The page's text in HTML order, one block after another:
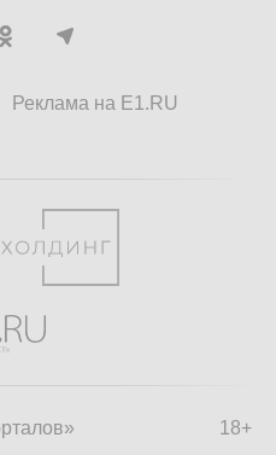
Реклама на E1.RU
18+